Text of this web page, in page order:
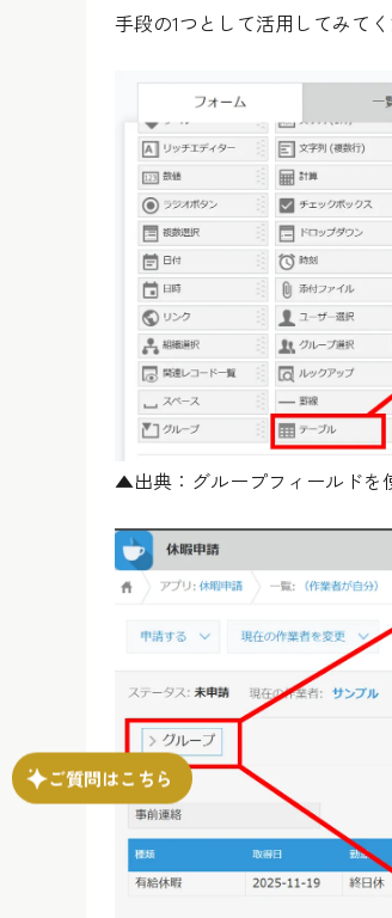
手段の1つとして活用してみてく
▲出典：グループフィールドを
ご質問はこちら